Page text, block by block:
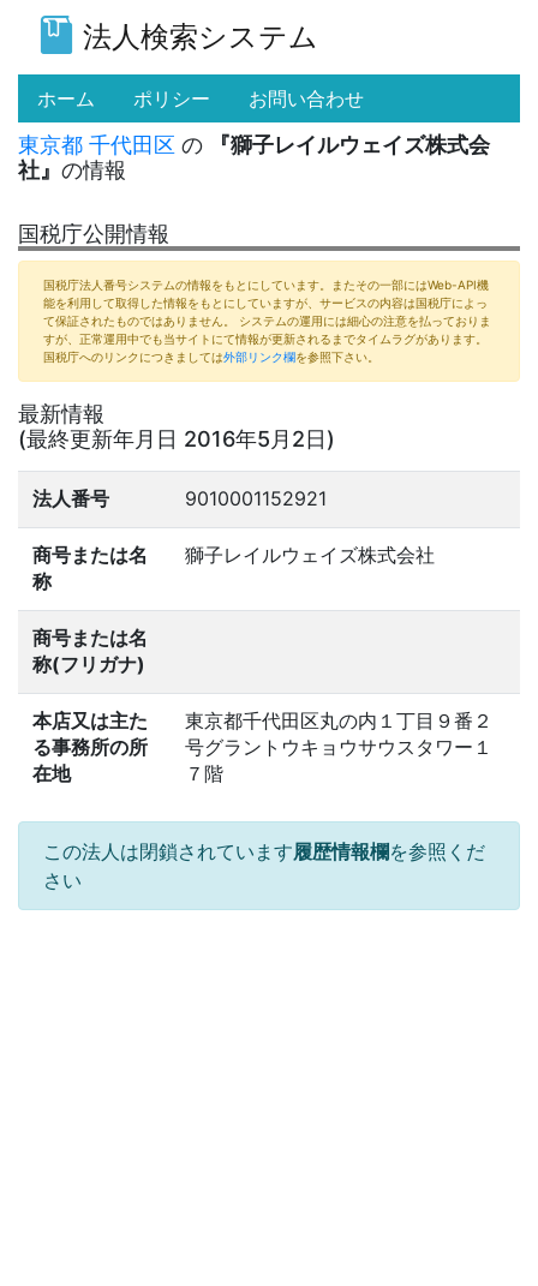
法人検索システム
ホーム (current)
ポリシー お問い合わせ
東京都 千代田区 の
『獅子レイルウェイズ株式会
社』 の情報
国税庁公開情報
国税庁法人番号システムの情報をもとにしています。またその一部にはWeb-API機
能を利用して取得した情報をもとにしていますが、サービスの内容は国税庁によっ
て保証されたものではありません。 システムの運用には細心の注意を払っておりま
すが、正常運用中でも当サイトにて情報が更新されるまでタイムラグがあります。
国税庁へのリンクにつきましては外部リンク欄を参照下さい。
最新情報
(最終更新年月日 2016年5月2日)
法人番号 9010001152921
商号または名
称
獅子レイルウェイズ株式会社
商号または名
称(フリガナ)
本店又は主た
る事務所の所
在地
東京都千代田区丸の内１丁目９番２
号グラントウキョウサウスタワー１
７階
この法人は閉鎖されています履歴情報欄を参照くだ
さい